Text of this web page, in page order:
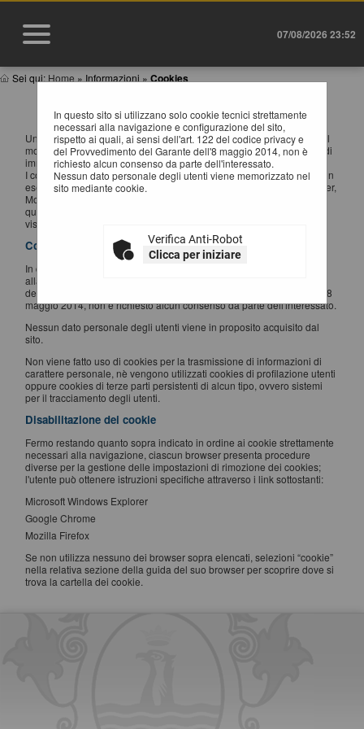
07/08/2026 23:52
Sei qui: Home » Informazioni » Cookies
In questo sito si utilizzano solo cookie tecnici strettamente
necessari alla navigazione e configurazione del sito,
rispetto ai quali, ai sensi dell'art. 122 del codice privacy e
del Provvedimento del Garante dell'8 maggio 2014, non è
richiesto alcun consenso da parte dell'interessato.
Nessun dato personale degli utenti viene memorizzato nel
sito mediante cookie.
Verifica Anti-Robot
Clicca per iniziare
INFORMATIVA SUI COOKIES
Un "cookie" è un piccolo file di testo creato sul computer dell'utente al
momento in cui questo accede ad un determinato sito, con lo scopo di
immagazzinare e trasportare informazioni.
I cookie sono inviati da un server web (che è il computer sul quale è in
esecuzione il sito web visitato) al browser dell'utente (Internet Explorer,
Mozilla Firefox, Google Chrome, ecc.) e memorizzati sul computer di
quest'ultimo; vengono, quindi, re-inviati al sito web al momento delle
visite successive.
Cookies utilizzati
In questo sito si utilizzano solo cookie tecnici strettamente necessari
alla navigazione e configurazione del sito, rispetto ai quali, ai sensi
dell'art. 122 del codice privacy e del Provvedimento del Garante dell'8
maggio 2014, non è richiesto alcun consenso da parte dell'interessato.
Nessun dato personale degli utenti viene in proposito acquisito dal
sito.
Non viene fatto uso di cookies per la trasmissione di informazioni di
carattere personale, nè vengono utilizzati cookies di profilazione utenti
oppure cookies di terze parti persistenti di alcun tipo, ovvero sistemi
per il tracciamento degli utenti.
Disabilitazione dei cookie
Fermo restando quanto sopra indicato in ordine ai cookie strettamente
necessari alla navigazione, ciascun browser presenta procedure
diverse per la gestione delle impostazioni di rimozione dei cookies;
l'utente può ottenere istruzioni specifiche attraverso i link sottostanti:
Microsoft Windows Explorer
Google Chrome
Mozilla Firefox
Se non utilizza nessuno dei browser sopra elencati, selezioni “cookie”
nella relativa sezione della guida del suo browser per scoprire dove si
trova la cartella dei cookie.